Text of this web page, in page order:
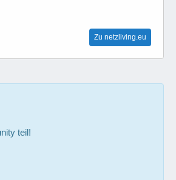
Zu netzliving.eu
teil!